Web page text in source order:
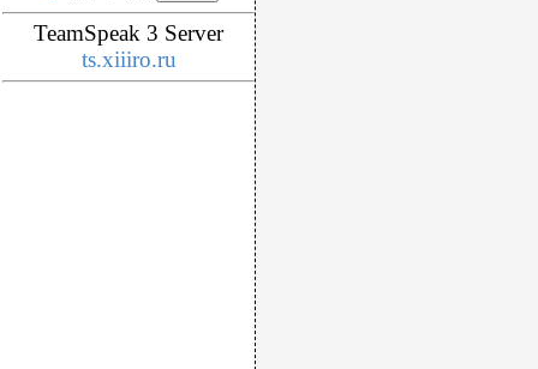
TeamSpeak 3 Server
ts.xiiiro.ru